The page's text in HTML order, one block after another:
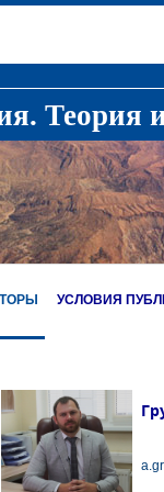
Теория
УСЛОВИЯ